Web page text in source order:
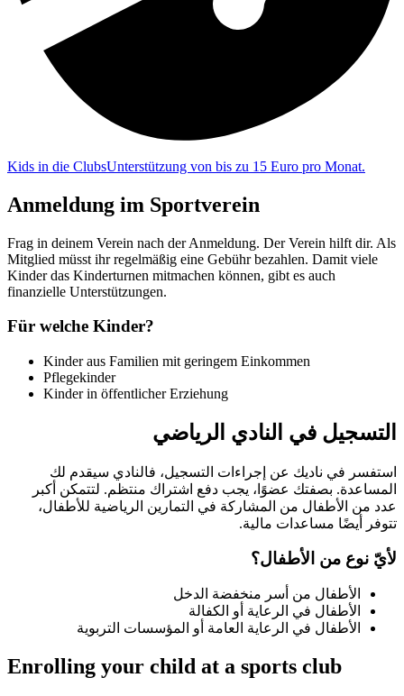
Kids in die ClubsUnterstützung von bis zu 15 Euro pro Monat.
Anmeldung im Sportverein
Frag in deinem Verein nach der Anmeldung. Der Verein hilft dir. Als
Mitglied müsst ihr regelmäßig eine Gebühr bezahlen. Damit viele
Kinder das Kinderturnen mitmachen können, gibt es auch
finanzielle Unterstützungen.
Für welche Kinder?
Kinder aus Familien mit geringem Einkommen
Pflegekinder
Kinder in öffentlicher Erziehung
التسجيل في النادي الرياضي
استفسر في ناديك عن إجراءات التسجيل، فالنادي سيقدم لك
المساعدة. بصفتك عضوًا، يجب دفع اشتراك منتظم. لتتمكن أكبر
عدد من الأطفال من المشاركة في التمارين الرياضية للأطفال،
تتوفر أيضًا مساعدات مالية.
لأيّ نوع من الأطفال؟
الأطفال من أسر منخفضة الدخل
الأطفال في الرعاية أو الكفالة
الأطفال في الرعاية العامة أو المؤسسات التربوية
Enrolling your child at a sports club